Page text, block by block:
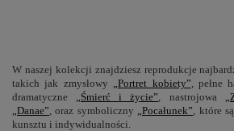
W naszej kolekcji znajdziesz reprodukcje
takich jak zmysłowy
„Portret kobiety” , pełne
dramatyczne
„Śmierć i życie” , nastrojowa
„Danae” , oraz symboliczny „Pocałunek” , które
kunsztu i indywidualności.